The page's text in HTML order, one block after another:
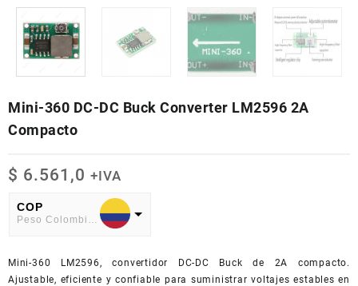
Mini-360 DC-DC Buck Converter LM2596 2A
Compacto
$ 6.561,0 +IVA
COP
American Dollar
Mini-360 LM2596, convertidor DC-DC Buck de 2A compacto.
Ajustable, eficiente y confiable para suministrar voltajes estables en